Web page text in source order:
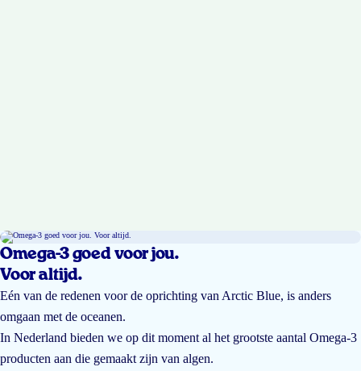
Omega-3 goed voor jou.
Voor altijd.
Eén van de redenen voor de oprichting van Arctic Blue, is anders
omgaan met de oceanen.
In Nederland bieden we op dit moment al het grootste aantal Omega-3
producten aan die gemaakt zijn van algen.